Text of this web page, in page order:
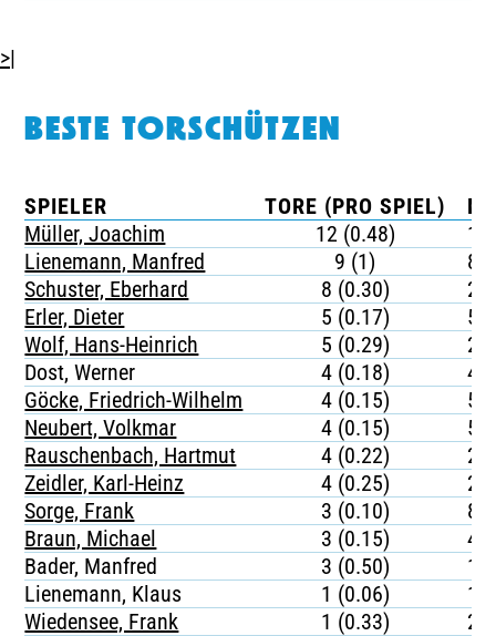
>|
BESTE TORSCHÜTZEN
SPIELER TORE (PRO SPIEL)
Müller, Joachim
12 (0.48)
Lienemann, Manfred
9 (1)
87
Schuster, Eberhard
8 (0.30)
Erler, Dieter
5 (0.17)
Wolf, Hans-Heinrich
5 (0.29)
Dost, Werner
4 (0.18)
Göcke, Friedrich-Wilhelm
4 (0.15)
Neubert, Volkmar
4 (0.15)
Rauschenbach, Hartmut
4 (0.22)
Zeidler, Karl-Heinz
4 (0.25)
Sorge, Frank
3 (0.10)
Braun, Michael
3 (0.15)
Bader, Manfred
3 (0.50)
Lienemann, Klaus
1 (0.06)
Wiedensee, Frank
1 (0.33)